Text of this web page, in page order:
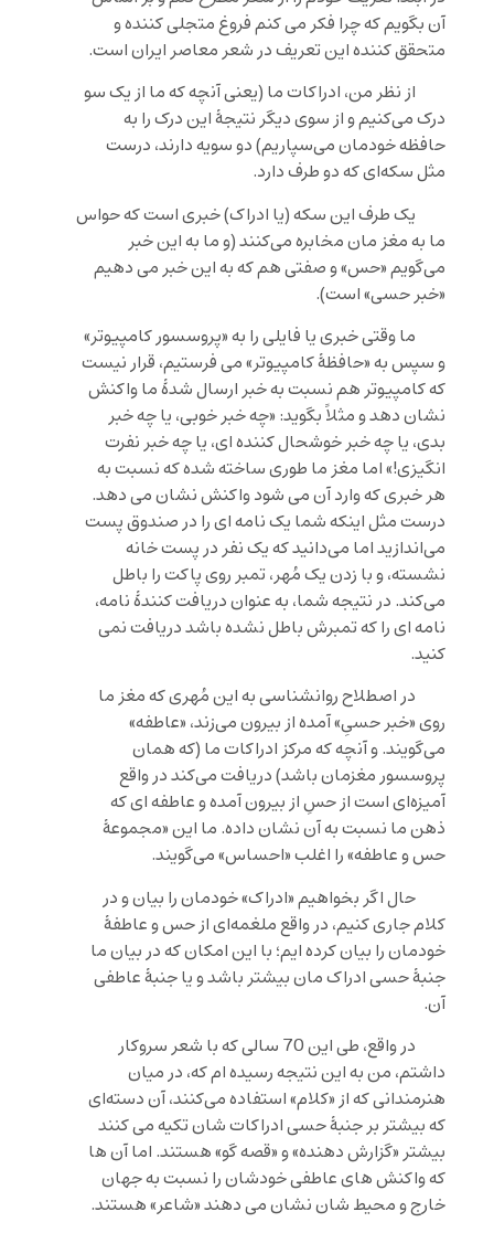
آن بگویم که چرا فکر می کنم فروغ متجلی کننده و
متحقق کننده این تعریف در شعر معاصر ایران است.
از نظر من، ادراکات ما (یعنی آنچه که ما از یک سو
درک می‌کنیم و از سوی دیگر نتیجۀ این درک را به
حافظه خودمان می‌سپاریم) دو سویه دارند، درست
مثل سکه‌ای که دو طرف دارد.
یک طرف این سکه (یا ادراک) خبری است که حواس
ما به مغز مان مخابره می‌کنند (و ما به این خبر
می‌گویم «حس» و صفتی هم که به این خبر می دهیم
«خبر حسی» است).
ما وقتی خبری یا فایلی را به «پروسسور کامپیوتر»
و سپس به «حافظۀ کامپیوتر» می فرستیم، قرار نیست
که کامپیوتر هم نسبت به خبر ارسال شدۀ ما واکنش
نشان دهد و مثلاً بگوید: «چه خبر خوبی، یا چه خبر
بدی، یا چه خبر خوشحال کننده ای، یا چه خبر نفرت
انگیزی!» اما مغز ما طوری ساخته شده که نسبت به
هر خبری که وارد آن می شود واکنش نشان می دهد.
درست مثل اینکه شما یک نامه ای را در صندوق پست
می‌اندازید اما می‌دانید که یک نفر در پست خانه
نشسته، و با زدن یک مُهر، تمبر روی پاکت را باطل
می‌کند. در نتیجه شما، به عنوان دریافت کنندۀ نامه،
نامه ای را که تمبرش باطل نشده باشد دریافت نمی
کنید.
در اصطلاح روانشناسی به این مُهری که مغز ما
روی «خبر حسیِ» آمده از بیرون می‌زند، «عاطفه»
می‌گویند. و آنچه که مرکز ادراکات ما (که همان
پروسسور مغزمان باشد) دریافت می‌کند در واقع
آمیزه‌ای است از حسِ از بیرون آمده و عاطفه ای که
ذهن ما نسبت به آن نشان داده. ما این «مجموعۀ
حس و عاطفه» را اغلب «احساس» می‌گویند.
حال اگر بخواهیم «ادراک» خودمان را بیان و در
کلام جاری کنیم، در واقع ملغمه‌ای از حس و عاطفۀ
خودمان را بیان کرده ایم؛ با این امکان که در بیان ما
جنبۀ حسی ادراک مان بیشتر باشد و یا جنبۀ عاطفی
آن.
در واقع، طی این 70 سالی که با شعر سروکار
داشتم، من به این نتیجه رسیده ام که، در میان
هنرمندانی که از «کلام» استفاده می‌کنند، آن دسته‌ای
که بیشتر بر جنبۀ حسی ادراکات شان تکیه می کنند
بیشتر «گزارش دهنده» و «قصه گو» هستند. اما آن ها
که واکنش های عاطفی خودشان را نسبت به جهان
خارج و محیط شان نشان می دهند «شاعر» هستند.